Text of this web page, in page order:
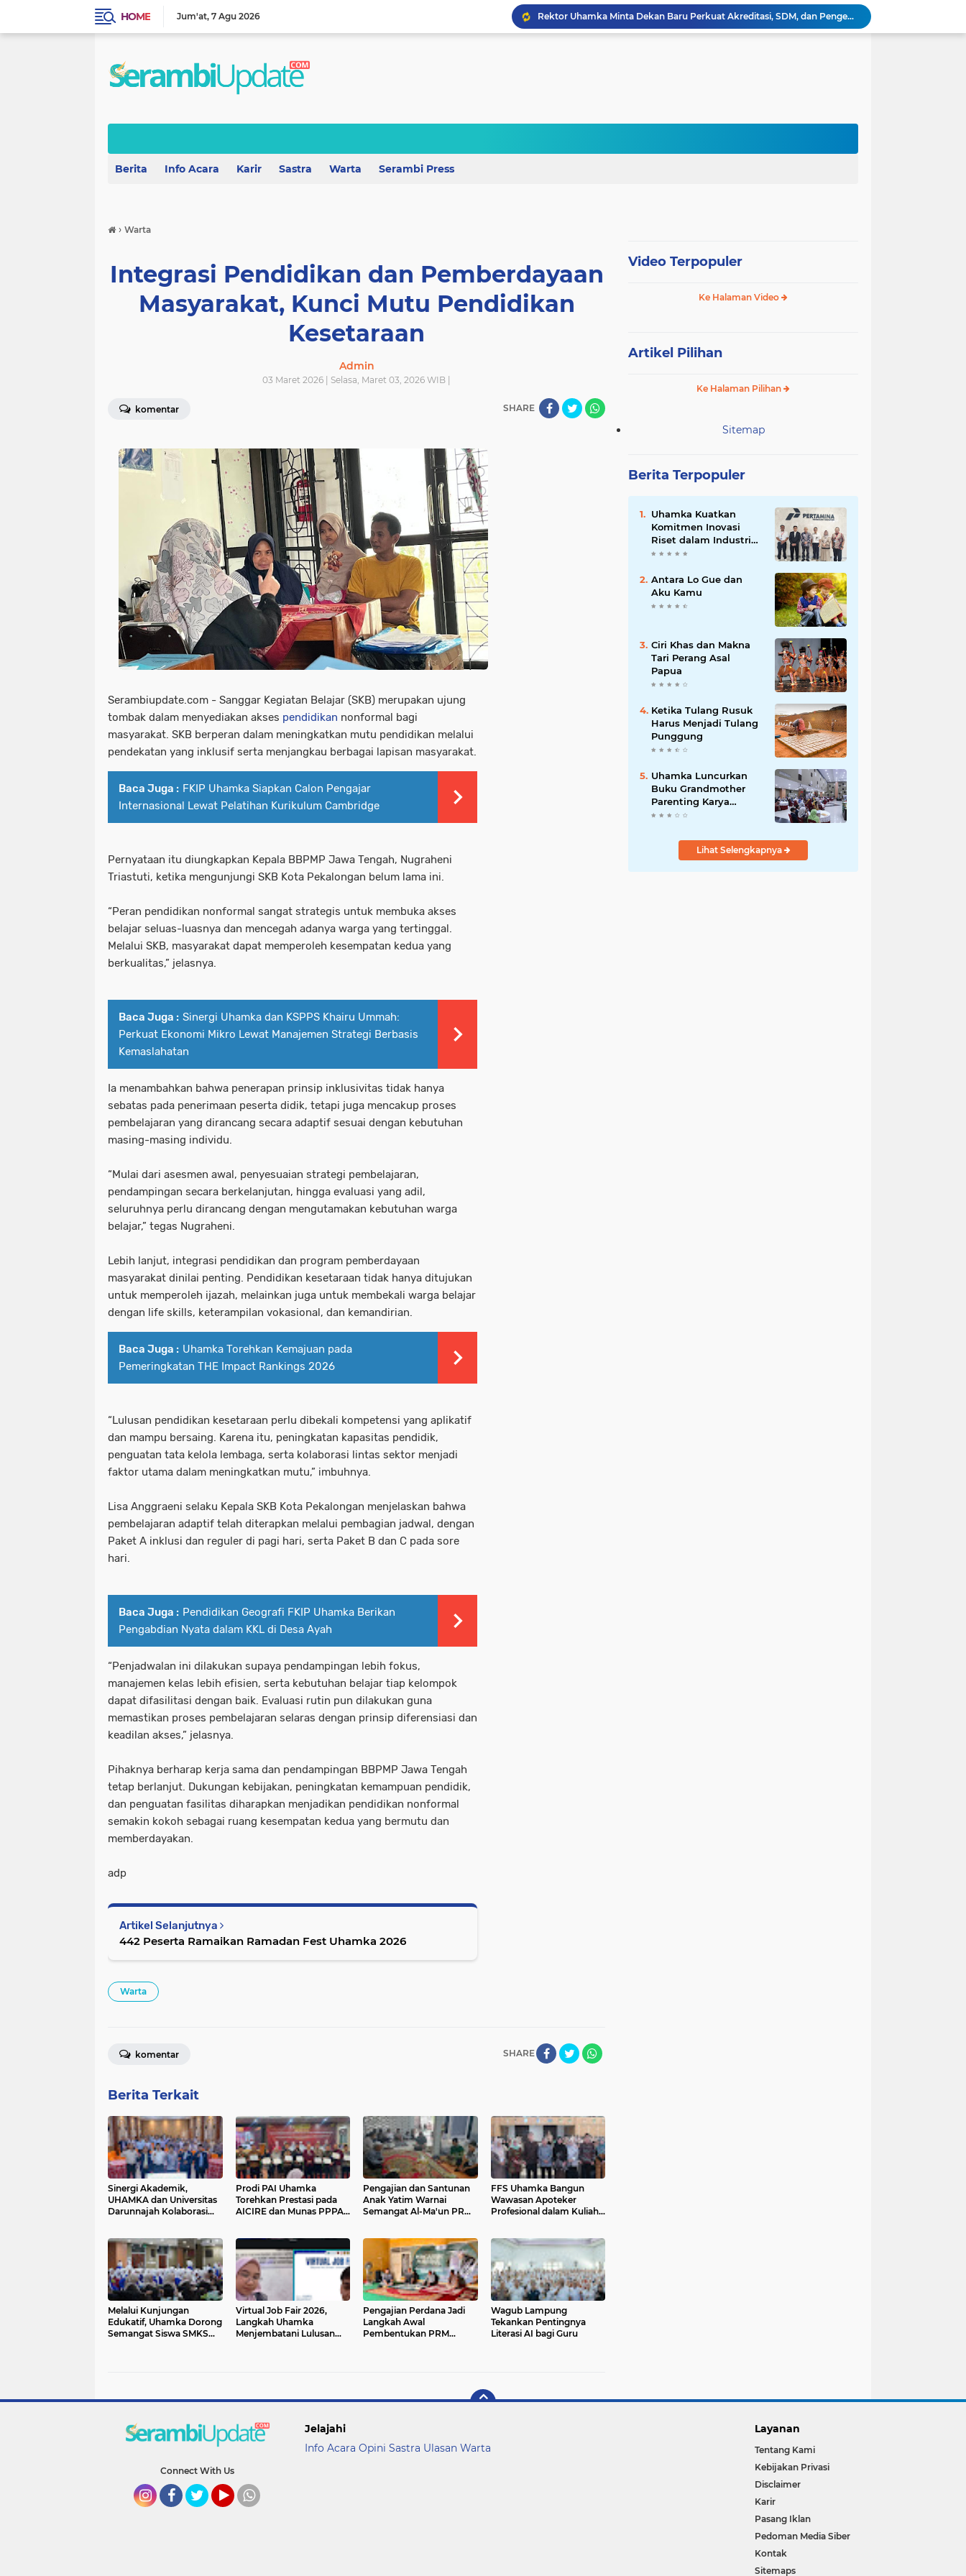
HOME Jum'at 7 Agu 2026
Rektor Uhamka Minta Dekan Baru Perkuat Akreditasi, SDM, dan Pengembangan FK
FKIP Uhamka Gelar FGD Lintas Budaya dan Bahasa dengan Chuo University Jepang
Australia dan Kota Kupang Perkuat Kemitraan Tingkatkan Literasi Anak melalui Program INOVASI
Berita Info Acara Karir Sastra Warta Serambi Press
› Warta
Integrasi Pendidikan dan Pemberdayaan
Masyarakat, Kunci Mutu Pendidikan
Kesetaraan
Admin
03 Maret 2026 | Selasa, Maret 03, 2026 WIB |
komentar SHARE
Serambiupdate.com - Sanggar Kegiatan Belajar (SKB) merupakan ujung
tombak dalam menyediakan akses pendidikan nonformal bagi
masyarakat. SKB berperan dalam meningkatkan mutu pendidikan melalui
pendekatan yang inklusif serta menjangkau berbagai lapisan masyarakat.
Baca Juga : FKIP Uhamka Siapkan Calon Pengajar
Internasional Lewat Pelatihan Kurikulum Cambridge
Pernyataan itu diungkapkan Kepala BBPMP Jawa Tengah, Nugraheni
Triastuti, ketika mengunjungi SKB Kota Pekalongan belum lama ini.
“Peran pendidikan nonformal sangat strategis untuk membuka akses
belajar seluas-luasnya dan mencegah adanya warga yang tertinggal.
Melalui SKB, masyarakat dapat memperoleh kesempatan kedua yang
berkualitas,” jelasnya.
Baca Juga : Sinergi Uhamka dan KSPPS Khairu Ummah:
Perkuat Ekonomi Mikro Lewat Manajemen Strategi Berbasis
Kemaslahatan
Ia menambahkan bahwa penerapan prinsip inklusivitas tidak hanya
sebatas pada penerimaan peserta didik, tetapi juga mencakup proses
pembelajaran yang dirancang secara adaptif sesuai dengan kebutuhan
masing-masing individu.
“Mulai dari asesmen awal, penyesuaian strategi pembelajaran,
pendampingan secara berkelanjutan, hingga evaluasi yang adil,
seluruhnya perlu dirancang dengan mengutamakan kebutuhan warga
belajar,” tegas Nugraheni.
Lebih lanjut, integrasi pendidikan dan program pemberdayaan
masyarakat dinilai penting. Pendidikan kesetaraan tidak hanya ditujukan
untuk memperoleh ijazah, melainkan juga untuk membekali warga belajar
dengan life skills, keterampilan vokasional, dan kemandirian.
Baca Juga : Uhamka Torehkan Kemajuan pada
Pemeringkatan THE Impact Rankings 2026
“Lulusan pendidikan kesetaraan perlu dibekali kompetensi yang aplikatif
dan mampu bersaing. Karena itu, peningkatan kapasitas pendidik,
penguatan tata kelola lembaga, serta kolaborasi lintas sektor menjadi
faktor utama dalam meningkatkan mutu,” imbuhnya.
Lisa Anggraeni selaku Kepala SKB Kota Pekalongan menjelaskan bahwa
pembelajaran adaptif telah diterapkan melalui pembagian jadwal, dengan
Paket A inklusi dan reguler di pagi hari, serta Paket B dan C pada sore
hari.
Baca Juga : Pendidikan Geografi FKIP Uhamka Berikan
Pengabdian Nyata dalam KKL di Desa Ayah
“Penjadwalan ini dilakukan supaya pendampingan lebih fokus,
manajemen kelas lebih efisien, serta kebutuhan belajar tiap kelompok
dapat difasilitasi dengan baik. Evaluasi rutin pun dilakukan guna
memastikan proses pembelajaran selaras dengan prinsip diferensiasi dan
keadilan akses,” jelasnya.
Pihaknya berharap kerja sama dan pendampingan BBPMP Jawa Tengah
tetap berlanjut. Dukungan kebijakan, peningkatan kemampuan pendidik,
dan penguatan fasilitas diharapkan menjadikan pendidikan nonformal
semakin kokoh sebagai ruang kesempatan kedua yang bermutu dan
memberdayakan.
adp
Artikel Selanjutnya
442 Peserta Ramaikan Ramadan Fest Uhamka 2026
Warta
SHARE
komentar
Berita Terkait
Sinergi Akademik,
UHAMKA dan Universitas
Darunnajah Kolaborasi
Prodi PAI Uhamka
Torehkan Prestasi pada
AICIRE dan Munas PPPAI
Pengajian dan Santunan
Anak Yatim Warnai
Semangat Al-Ma'un PRM
FFS Uhamka Bangun
Wawasan Apoteker
Profesional dalam Kuliah
Melalui Kunjungan
Edukatif, Uhamka Dorong
Semangat Siswa SMKS
Virtual Job Fair 2026,
Langkah Uhamka
Menjembatani Lulusan
Pengajian Perdana Jadi
Langkah Awal
Pembentukan PRM
Wagub Lampung
Tekankan Pentingnya
Literasi AI bagi Guru
Video Terpopuler
Ke Halaman Video
Artikel Pilihan
Ke Halaman Pilihan
Sitemap
Berita Terpopuler
Uhamka Kuatkan
Komitmen Inovasi
Riset dalam Industri
dengan PT. Pertamina
Antara Lo Gue dan
Aku Kamu
Ciri Khas dan Makna
Tari Perang Asal
Papua
Ketika Tulang Rusuk
Harus Menjadi Tulang
Punggung
Uhamka Luncurkan
Buku Grandmother
Parenting Karya
Chandrawaty
Lihat Selengkapnya
Connect With Us
Jelajahi
Info Acara Opini Sastra Ulasan Warta
Layanan
Tentang Kami
Kebijakan Privasi
Disclaimer
Karir
Pasang Iklan
Pedoman Media Siber
Kontak
Sitemaps